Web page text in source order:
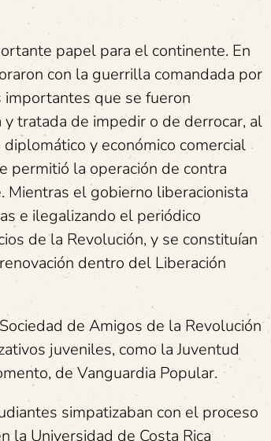
papel para el continente. En
con la guerrilla comandada por
importantes que se fueron
tratada de impedir o de derrocar, al
y económico comercial
permitió la operación de contra
Mientras el gobierno liberacionista
e ilegalizando el periódico
de la Revolución, y se constituían
dentro del Liberación
de Amigos de la Revolución
juveniles, como la Juventud
de Vanguardia Popular.
simpatizaban con el proceso
la Universidad de Costa Rica